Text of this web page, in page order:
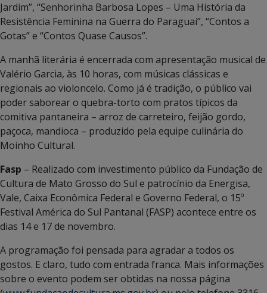
Jardim”, “Senhorinha Barbosa Lopes – Uma História da
Resistência Feminina na Guerra do Paraguai”, “Contos a
Gotas” e “Contos Quase Causos”.
A manhã literária é encerrada com apresentação musical de
Valério Garcia, às 10 horas, com músicas clássicas e
regionais ao violoncelo. Como já é tradição, o público vai
poder saborear o quebra-torto com pratos típicos da
comitiva pantaneira – arroz de carreteiro, feijão gordo,
paçoca, mandioca – produzido pela equipe culinária do
Moinho Cultural.
Fasp – Realizado com investimento público da Fundação de
Cultura de Mato Grosso do Sul e patrocínio da Energisa,
Vale, Caixa Econômica Federal e Governo Federal, o 15º
Festival América do Sul Pantanal (FASP) acontece entre os
dias 14 e 17 de novembro.
A programação foi pensada para agradar a todos os
gostos. E claro, tudo com entrada franca. Mais informações
sobre o evento podem ser obtidas na nossa página